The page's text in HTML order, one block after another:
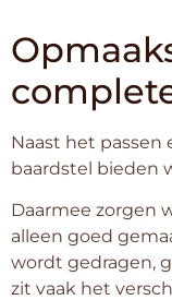
Naast het passen
baardstel bieden
Daarmee zorgen
alleen goed
wordt gedragen,
zit vaak het